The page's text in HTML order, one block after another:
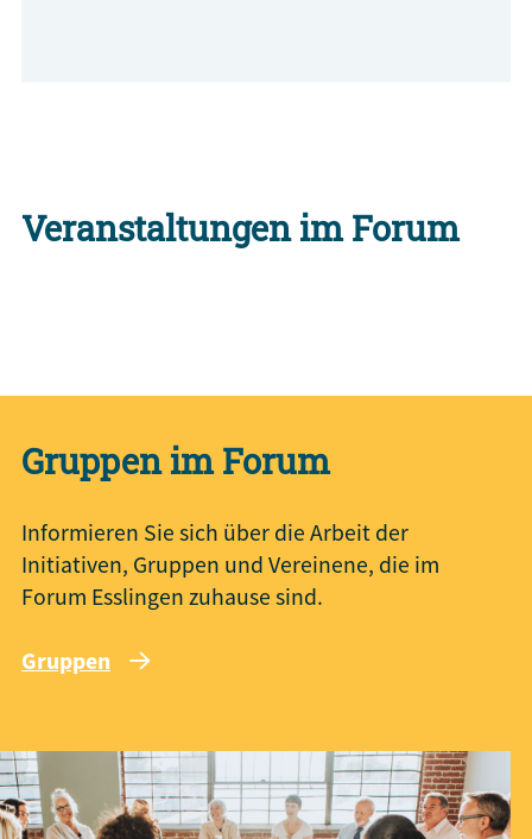
Veranstaltungen im Forum
Gruppen im Forum
Informieren Sie sich über die Arbeit der
Initiativen, Gruppen und Vereinene, die im
Forum Esslingen zuhause sind.
Gruppen